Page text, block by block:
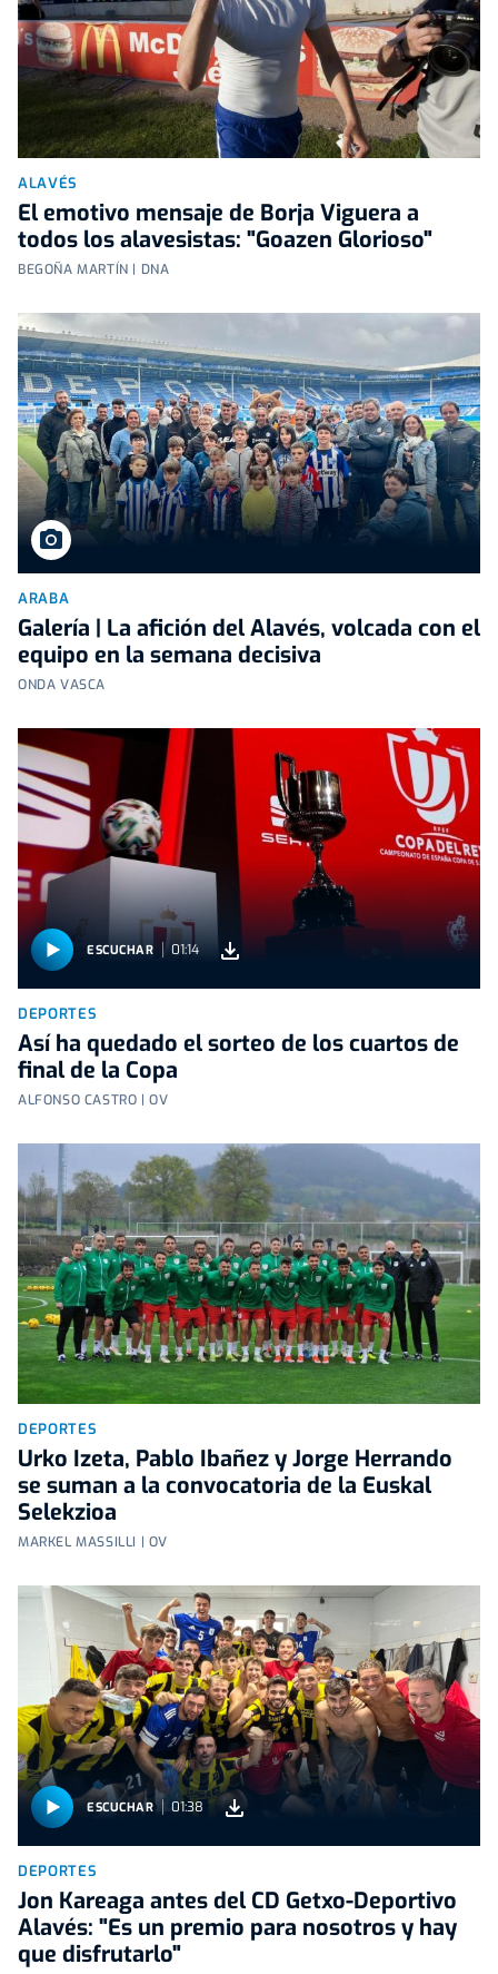
ALAVÉS
El emotivo mensaje de Borja Viguera a
todos los alavesistas: "Goazen Glorioso"
BEGOÑA MARTÍN | DNA
ARABA
Galería | La afición del Alavés, volcada con el
equipo en la semana decisiva
ONDA VASCA
ESCUCHAR 01:14
DEPORTES
Así ha quedado el sorteo de los cuartos de
final de la Copa
ALFONSO CASTRO | OV
DEPORTES
Urko Izeta, Pablo Ibañez y Jorge Herrando
se suman a la convocatoria de la Euskal
Selekzioa
MARKEL MASSILLI | OV
ESCUCHAR 01:38
DEPORTES
Jon Kareaga antes del CD Getxo-Deportivo
Alavés: "Es un premio para nosotros y hay
que disfrutarlo"